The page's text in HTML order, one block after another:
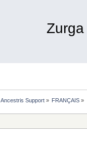
Zurga
Ancestris Support » FRANÇAIS »